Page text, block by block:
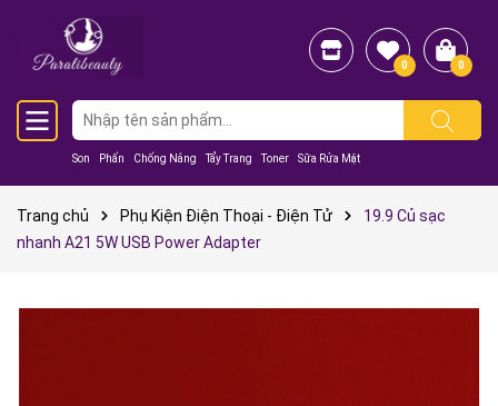
Son Phấn Chống Nắng Tẩy Trang Toner Sữa Rửa Mặt
0 0
Trang chủ Phụ Kiện Điện Thoại - Điện Tử
19.9 Củ sạc
nhanh A21 5W USB Power Adapter